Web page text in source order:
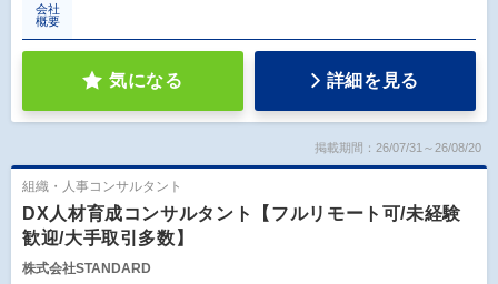
会社
概要
気になる 詳細を見る
掲載期間：26/07/31～26/08/20
組織・人事コンサルタント
DX人材育成コンサルタント【フルリモート可/未経験
歓迎/大手取引多数】
株式会社STANDARD